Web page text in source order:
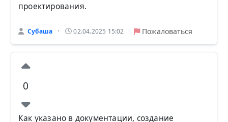
проектирования.
Субаша • 02.04.2025 15:02 Пожаловаться
0
Как указано в документации, создание